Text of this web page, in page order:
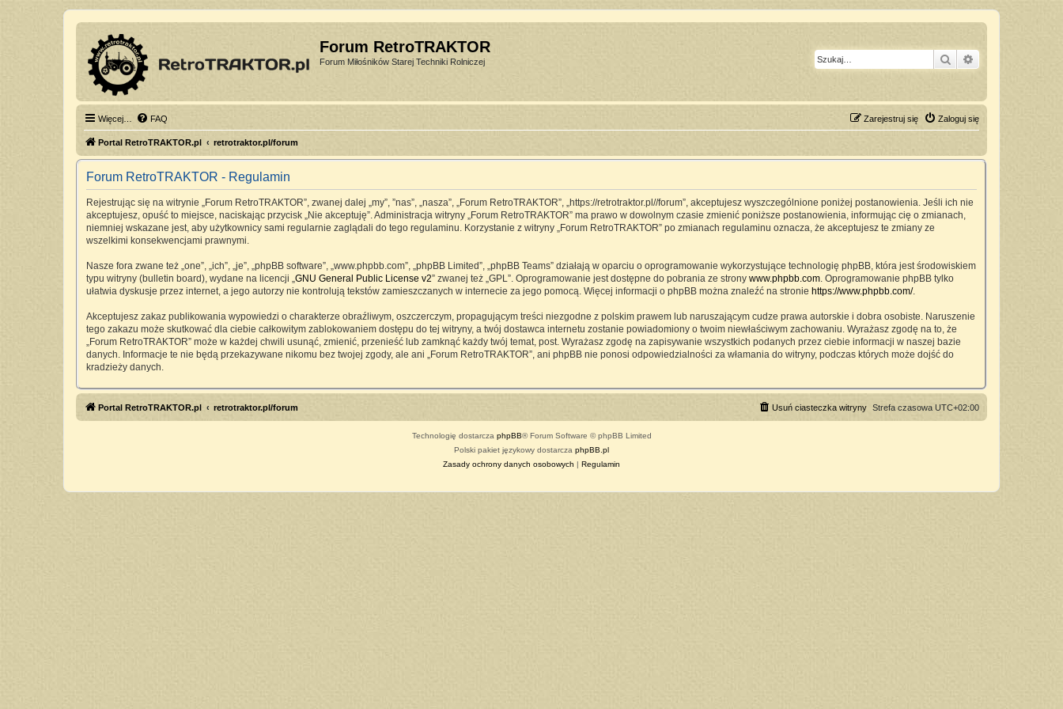
Forum RetroTRAKTOR
Forum Miłośników Starej Techniki Rolniczej Szukaj
Więcej… FAQ Zaloguj się
Zarejestruj się
Portal RetroTRAKTOR.pl retrotraktor.pl/forum
Forum RetroTRAKTOR - Regulamin
Rejestrując się na witrynie „Forum RetroTRAKTOR”, zwanej dalej „my”, ”nas”, „nasza”, „Forum RetroTRAKTOR”, „https://retrotraktor.pl//forum”, akceptujesz wyszczególnione poniżej postanowienia. Jeśli ich nie
akceptujesz, opuść to miejsce, naciskając przycisk „Nie akceptuję”. Administracja witryny „Forum RetroTRAKTOR” ma prawo w dowolnym czasie zmienić poniższe postanowienia, informując cię o zmianach,
niemniej wskazane jest, aby użytkownicy sami regularnie zaglądali do tego regulaminu. Korzystanie z witryny „Forum RetroTRAKTOR” po zmianach regulaminu oznacza, że akceptujesz te zmiany ze
wszelkimi konsekwencjami prawnymi.
Nasze fora zwane też „one”, „ich”, „je”, „phpBB software”, „www.phpbb.com”, „phpBB Limited”, „phpBB Teams” działają w oparciu o oprogramowanie wykorzystujące technologię phpBB, która jest środowiskiem
typu witryny (bulletin board), wydane na licencji „GNU General Public License v2” zwanej też „GPL”. Oprogramowanie jest dostępne do pobrania ze strony www.phpbb.com. Oprogramowanie phpBB tylko
ułatwia dyskusje przez internet, a jego autorzy nie kontrolują tekstów zamieszczanych w internecie za jego pomocą. Więcej informacji o phpBB można znaleźć na stronie https://www.phpbb.com/.
Akceptujesz zakaz publikowania wypowiedzi o charakterze obraźliwym, oszczerczym, propagującym treści niezgodne z polskim prawem lub naruszającym cudze prawa autorskie i dobra osobiste. Naruszenie
tego zakazu może skutkować dla ciebie całkowitym zablokowaniem dostępu do tej witryny, a twój dostawca internetu zostanie powiadomiony o twoim niewłaściwym zachowaniu. Wyrażasz zgodę na to, że
„Forum RetroTRAKTOR” może w każdej chwili usunąć, zmienić, przenieść lub zamknąć każdy twój temat, post. Wyrażasz zgodę na zapisywanie wszystkich podanych przez ciebie informacji w naszej bazie
danych. Informacje te nie będą przekazywane nikomu bez twojej zgody, ale ani „Forum RetroTRAKTOR”, ani phpBB nie ponosi odpowiedzialności za włamania do witryny, podczas których może dojść do
kradzieży danych.
Portal RetroTRAKTOR.pl retrotraktor.pl/forum Strefa czasowa UTC+02:00
Usuń ciasteczka witryny
Technologię dostarcza phpBB® Forum Software © phpBB Limited
Polski pakiet językowy dostarcza phpBB.pl
Zasady ochrony danych osobowych | Regulamin